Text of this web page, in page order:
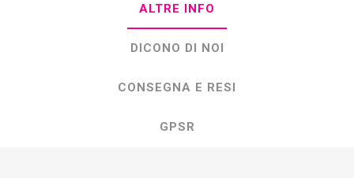
ALTRE INFO
DICONO DI NOI
CONSEGNA E RESI
GPSR